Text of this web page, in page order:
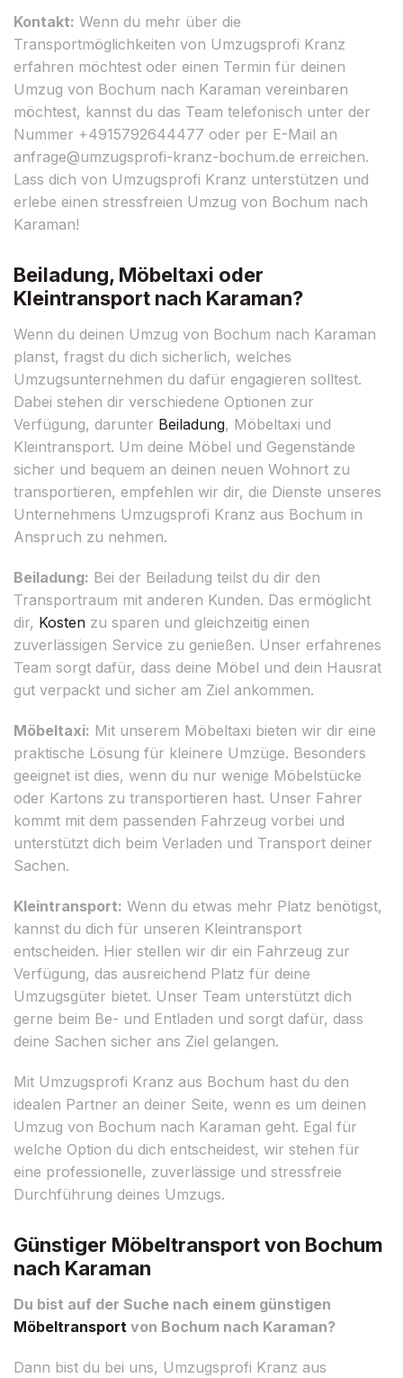
Kontakt: Wenn du mehr über die
Transportmöglichkeiten von Umzugsprofi Kranz
erfahren möchtest oder einen Termin für deinen
Umzug von Bochum nach Karaman vereinbaren
möchtest, kannst du das Team telefonisch unter der
Nummer +4915792644477 oder per E-Mail an
anfrage@umzugsprofi-kranz-bochum.de erreichen.
Lass dich von Umzugsprofi Kranz unterstützen und
erlebe einen stressfreien Umzug von Bochum nach
Karaman!
Beiladung, Möbeltaxi oder
Kleintransport nach Karaman?
Wenn du deinen Umzug von Bochum nach Karaman
planst, fragst du dich sicherlich, welches
Umzugsunternehmen du dafür engagieren solltest.
Dabei stehen dir verschiedene Optionen zur
Verfügung, darunter Beiladung, Möbeltaxi und
Kleintransport. Um deine Möbel und Gegenstände
sicher und bequem an deinen neuen Wohnort zu
transportieren, empfehlen wir dir, die Dienste unseres
Unternehmens Umzugsprofi Kranz aus Bochum in
Anspruch zu nehmen.
Beiladung: Bei der Beiladung teilst du dir den
Transportraum mit anderen Kunden. Das ermöglicht
dir, Kosten zu sparen und gleichzeitig einen
zuverlässigen Service zu genießen. Unser erfahrenes
Team sorgt dafür, dass deine Möbel und dein Hausrat
gut verpackt und sicher am Ziel ankommen.
Möbeltaxi: Mit unserem Möbeltaxi bieten wir dir eine
praktische Lösung für kleinere Umzüge. Besonders
geeignet ist dies, wenn du nur wenige Möbelstücke
oder Kartons zu transportieren hast. Unser Fahrer
kommt mit dem passenden Fahrzeug vorbei und
unterstützt dich beim Verladen und Transport deiner
Sachen.
Kleintransport: Wenn du etwas mehr Platz benötigst,
kannst du dich für unseren Kleintransport
entscheiden. Hier stellen wir dir ein Fahrzeug zur
Verfügung, das ausreichend Platz für deine
Umzugsgüter bietet. Unser Team unterstützt dich
gerne beim Be- und Entladen und sorgt dafür, dass
deine Sachen sicher ans Ziel gelangen.
Mit Umzugsprofi Kranz aus Bochum hast du den
idealen Partner an deiner Seite, wenn es um deinen
Umzug von Bochum nach Karaman geht. Egal für
welche Option du dich entscheidest, wir stehen für
eine professionelle, zuverlässige und stressfreie
Durchführung deines Umzugs.
Günstiger Möbeltransport von Bochum
nach Karaman
Du bist auf der Suche nach einem günstigen
Möbeltransport von Bochum nach Karaman?
Dann bist du bei uns, Umzugsprofi Kranz aus